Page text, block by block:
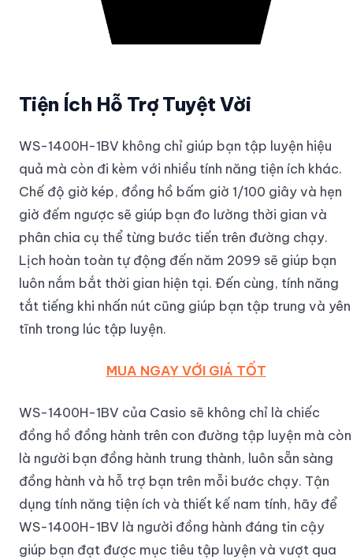
Tiện Ích Hỗ Trợ Tuyệt Vời
WS-1400H-1BV không chỉ giúp bạn tập luyện hiệu
quả mà còn đi kèm với nhiều tính năng tiện ích khác.
Chế độ giờ kép, đồng hồ bấm giờ 1/100 giây và hẹn
giờ đếm ngược sẽ giúp bạn đo lường thời gian và
phân chia cụ thể từng bước tiến trên đường chạy.
Lịch hoàn toàn tự động đến năm 2099 sẽ giúp bạn
luôn nắm bắt thời gian hiện tại. Đến cùng, tính năng
tắt tiếng khi nhấn nút cũng giúp bạn tập trung và yên
tĩnh trong lúc tập luyện.
MUA NGAY VỚI GIÁ TỐT
WS-1400H-1BV của Casio sẽ không chỉ là chiếc
đồng hồ đồng hành trên con đường tập luyện mà còn
là người bạn đồng hành trung thành, luôn sẵn sàng
đồng hành và hỗ trợ bạn trên mỗi bước chạy. Tận
dụng tính năng tiện ích và thiết kế nam tính, hãy để
WS-1400H-1BV là người đồng hành đáng tin cậy
giúp bạn đạt được mục tiêu tập luyện và vượt qua